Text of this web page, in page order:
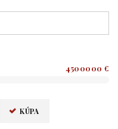
4500000 €
KÚPA